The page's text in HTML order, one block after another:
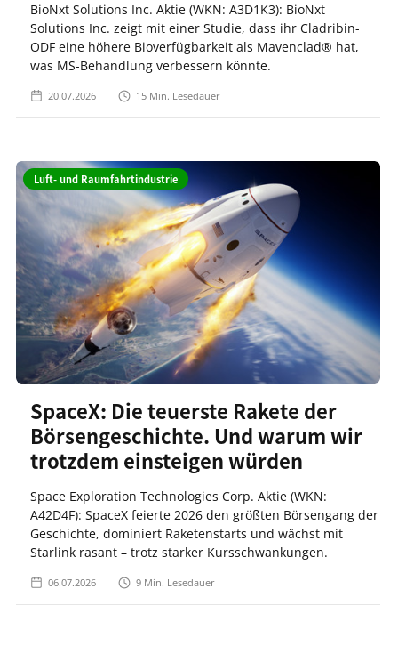
BioNxt Solutions Inc. Aktie (WKN: A3D1K3): BioNxt
Solutions Inc. zeigt mit einer Studie, dass ihr Cladribin-
ODF eine höhere Bioverfügbarkeit als Mavenclad® hat,
was MS-Behandlung verbessern könnte.
20.07.2026 15 Min. Lesedauer
Luft- und Raumfahrtindustrie
SpaceX: Die teuerste Rakete der
Börsengeschichte. Und warum wir
trotzdem einsteigen würden
Space Exploration Technologies Corp. Aktie (WKN:
A42D4F): SpaceX feierte 2026 den größten Börsengang der
Geschichte, dominiert Raketenstarts und wächst mit
Starlink rasant – trotz starker Kursschwankungen.
06.07.2026 9 Min. Lesedauer